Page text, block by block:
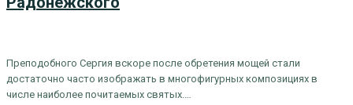
Преподобного Сергия вскоре после обретения мощей стали
достаточно часто изображать в многофигурных композициях в
числе наиболее почитаемых святых.…